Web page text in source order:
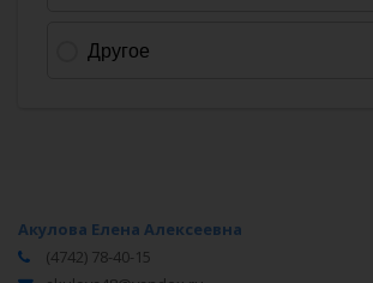
Акулова Елена Алексеевна
(4742) 78-40-15